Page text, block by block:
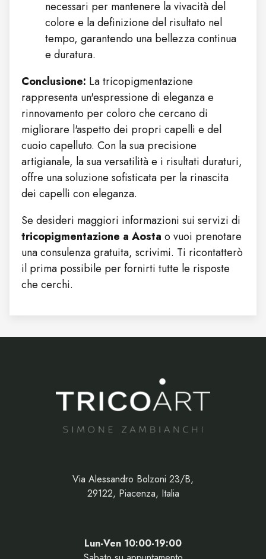
necessari per mantenere la vivacità del
colore e la definizione del risultato nel
tempo, garantendo una bellezza continua
e duratura.
Conclusione: La tricopigmentazione
rappresenta un'espressione di eleganza e
rinnovamento per coloro che cercano di
migliorare l'aspetto dei propri capelli e del
cuoio capelluto. Con la sua precisione
artigianale, la sua versatilità e i risultati duraturi,
offre una soluzione sofisticata per la rinascita
dei capelli con eleganza.
Se desideri maggiori informazioni sui servizi di
tricopigmentazione a Aosta o vuoi prenotare
una consulenza gratuita, scrivimi. Ti ricontatterò
il prima possibile per fornirti tutte le risposte
che cerchi.
Via Alessandro Bolzoni 23/B,
29122, Piacenza, Italia
Lun-Ven 10:00-19:00